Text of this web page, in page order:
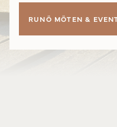
RUNÖ MÖTEN &